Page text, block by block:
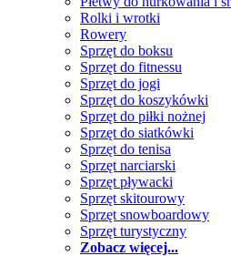
Rolki i wrotki
Rowery
Sprzęt do boksu
Sprzęt do fitnessu
Sprzęt do jogi
Sprzęt do koszykówki
Sprzęt do piłki nożnej
Sprzęt do siatkówki
Sprzęt do tenisa
Sprzęt narciarski
Sprzęt pływacki
Sprzęt skitourowy
Sprzęt snowboardowy
Sprzęt turystyczny
Zobacz więcej...